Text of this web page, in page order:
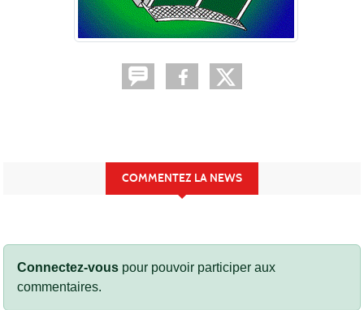
COMMENTEZ LA NEWS
Connectez-vous pour pouvoir participer aux
commentaires.